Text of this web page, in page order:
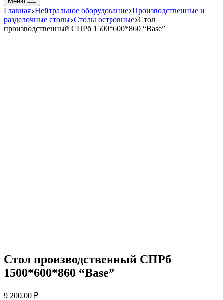
Главная Нейтральное оборудование Производственные и
разделочные столы Столы островные Стол
производственный СПРб 1500*600*860 “Base”
Стол производственный СПРб
1500*600*860 “Base”
9 200.00 ₽